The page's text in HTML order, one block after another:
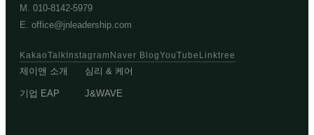
M. 010-8142-5979
E. office@jnleadership.com
KakaoTalk Instagram Naver BlogYouTube Linktree
제이앤 소개 심리 & 케어
기업 EAP J&WAVE